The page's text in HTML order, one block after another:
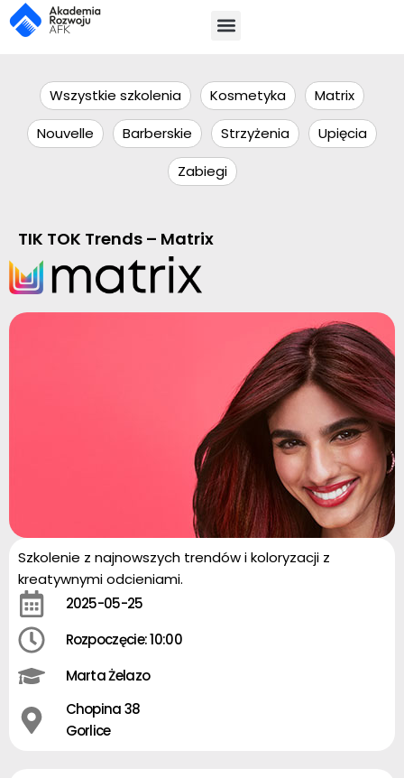
Wszystkie szkolenia Kosmetyka
Matrix
Nouvelle
Barberskie Strzyżenia
Upięcia
Zabiegi
TIK TOK Trends – Matrix
Szkolenie z najnowszych trendów i koloryzacji z
kreatywnymi odcieniami.
2025-05-25
Rozpoczęcie: 10:00
Marta Żelazo
Chopina 38
Gorlice